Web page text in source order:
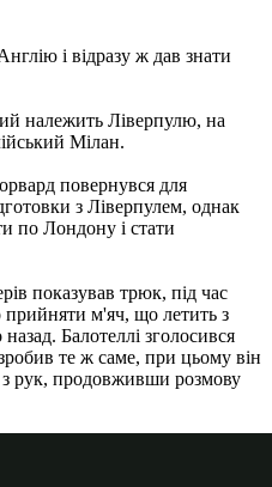
і відразу ж дав знати
належить Ліверпулю, на
Мілан.
повернувся для
з Ліверпулем, однак
по Лондону і стати
показував трюк, під час
прийняти м'яч, що летить з
Балотеллі зголосився
те ж саме, при цьому він
з рук, продовживши розмову